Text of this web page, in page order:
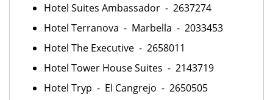
Hotel Suites Ambassador - 2637274
Hotel Terranova - Marbella - 2033453
Hotel The Executive - 2658011
Hotel Tower House Suites - 2143719
Hotel Tryp - El Cangrejo - 2650505